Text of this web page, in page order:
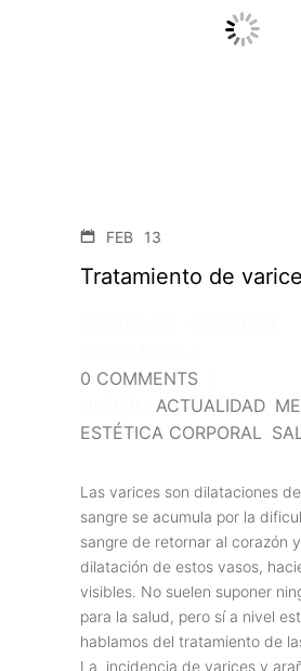
FEB 13
Tratamiento de
0 COMMENTS
ACTUALIDAD
ESTÉTICA CORPORAL
Las varices son dilataciones
sangre se acumula por la
sangre de retornar al corazón
dilatación de estos vasos,
visibles. No suelen suponer
para la salud, pero sí a nivel
hablamos del tratamiento de
La incidencia de varices y